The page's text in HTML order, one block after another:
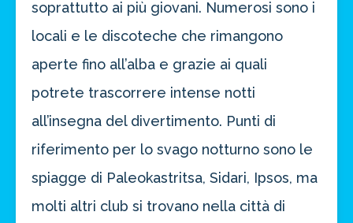
soprattutto ai più giovani. Numerosi sono i
locali e le discoteche che rimangono
aperte fino all’alba e grazie ai quali
potrete trascorrere intense notti
all’insegna del divertimento. Punti di
riferimento per lo svago notturno sono le
spiagge di Paleokastritsa, Sidari, Ipsos, ma
molti altri club si trovano nella città di